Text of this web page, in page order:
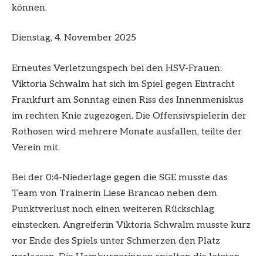
können.
Dienstag, 4. November 2025
Erneutes Verletzungspech bei den HSV-Frauen:
Viktoria Schwalm hat sich im Spiel gegen Eintracht
Frankfurt am Sonntag einen Riss des Innenmeniskus
im rechten Knie zugezogen. Die Offensivspielerin der
Rothosen wird mehrere Monate ausfallen, teilte der
Verein mit.
Bei der 0:4-Niederlage gegen die SGE musste das
Team von Trainerin Liese Brancao neben dem
Punktverlust noch einen weiteren Rückschlag
einstecken. Angreiferin Viktoria Schwalm musste kurz
vor Ende des Spiels unter Schmerzen den Platz